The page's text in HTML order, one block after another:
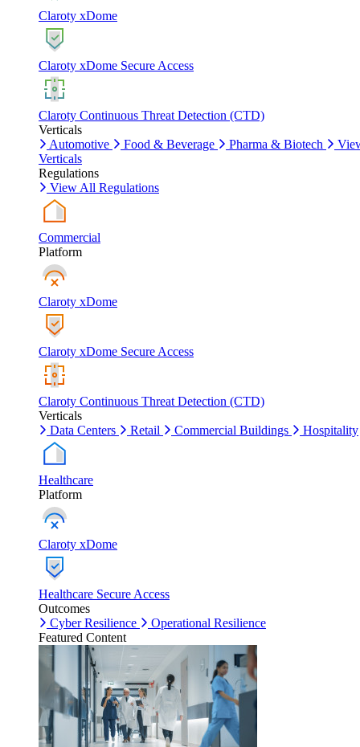
Claroty xDome
Claroty xDome Secure Access
Claroty Continuous Threat Detection (CTD)
Verticals
Automotive
Food & Beverage Pharma & Biotech
Verticals
Regulations
View All Regulations
Commercial
Platform
Claroty xDome
Claroty xDome Secure Access
Claroty Continuous Threat Detection (CTD)
Verticals
Data Centers
Retail Commercial Buildings Hospitality
Healthcare
Platform
Claroty xDome
Healthcare Secure Access
Outcomes
Cyber Resilience
Operational Resilience
Featured Content